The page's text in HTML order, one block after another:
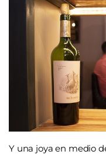
Y una joya en medio